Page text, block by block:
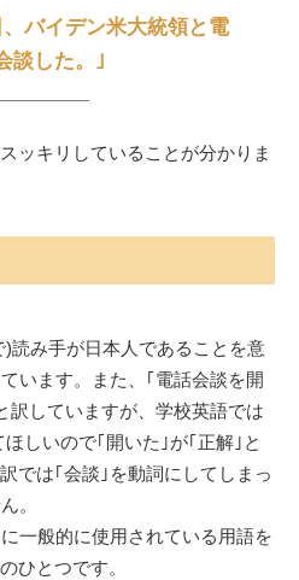
、バイデン米大統領と電
談した。｣
ッキリしていることが分かりま
読み手が日本人であることを意
います。また、｢電話会談を開
訳していますが、学校英語では
しいので｢開いた｣が｢正解｣と
では｢会談｣を動詞にしてしまっ
。
一般的に使用されている用語を
ひとつです。